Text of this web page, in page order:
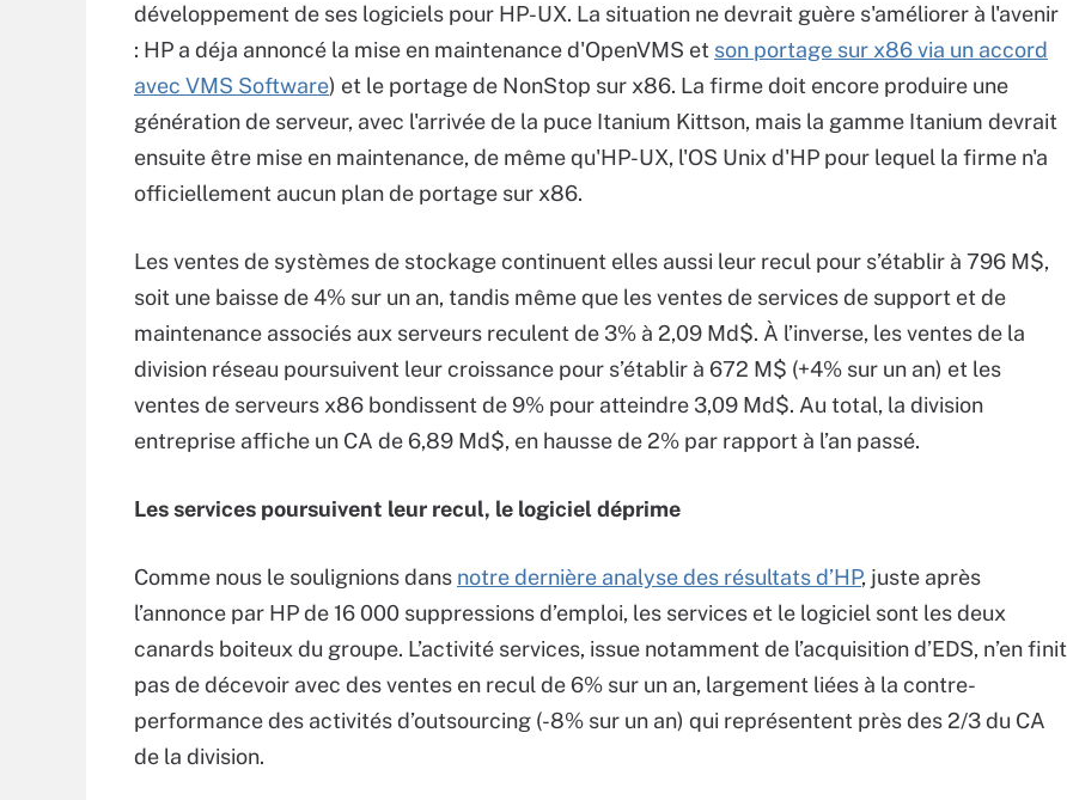
développement de ses logiciels pour HP-UX. La situation ne devrait guère s'améliorer à l'avenir
: HP a déja annoncé la mise en maintenance d'OpenVMS et son portage sur x86 via un accord
avec VMS Software) et le portage de NonStop sur x86. La firme doit encore produire une
génération de serveur, avec l'arrivée de la puce Itanium Kittson, mais la gamme Itanium devrait
ensuite être mise en maintenance, de même qu'HP-UX, l'OS Unix d'HP pour lequel la firme n'a
officiellement aucun plan de portage sur x86.
Les ventes de systèmes de stockage continuent elles aussi leur recul pour s’établir à 796 M$,
soit une baisse de 4% sur un an, tandis même que les ventes de services de support et de
maintenance associés aux serveurs reculent de 3% à 2,09 Md$. À l’inverse, les ventes de la
division réseau poursuivent leur croissance pour s’établir à 672 M$ (+4% sur un an) et les
ventes de serveurs x86 bondissent de 9% pour atteindre 3,09 Md$. Au total, la division
entreprise affiche un CA de 6,89 Md$, en hausse de 2% par rapport à l’an passé.
Les services poursuivent leur recul, le logiciel déprime
Comme nous le soulignions dans notre dernière analyse des résultats d’HP, juste après
l’annonce par HP de 16 000 suppressions d’emploi, les services et le logiciel sont les deux
canards boiteux du groupe. L’activité services, issue notamment de l’acquisition d’EDS, n’en finit
pas de décevoir avec des ventes en recul de 6% sur un an, largement liées à la contre-
performance des activités d’outsourcing (-8% sur un an) qui représentent près des 2/3 du CA
de la division.